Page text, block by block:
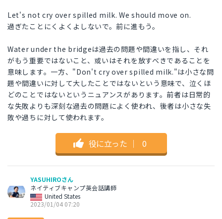
Let's not cry over spilled milk. We should move on.
過ぎたことにくよくよしないで。前に進もう。
Water under the bridgeは過去の問題や間違いを指し、それ
がもう重要ではないこと、或いはそれを放すべきであることを
意味します。一方、"Don't cry over spilled milk."は小さな問
題や間違いに対して大したことではないという意味で、泣くほ
どのことではないというニュアンスがあります。前者は日常的
な失敗よりも深刻な過去の問題によく使われ、後者は小さな失
敗や過ちに対して使われます。
役に立った ｜ 0
YASUHIROさん
ネイティブキャンプ英会話講師
United States
2023/01/04 07:20